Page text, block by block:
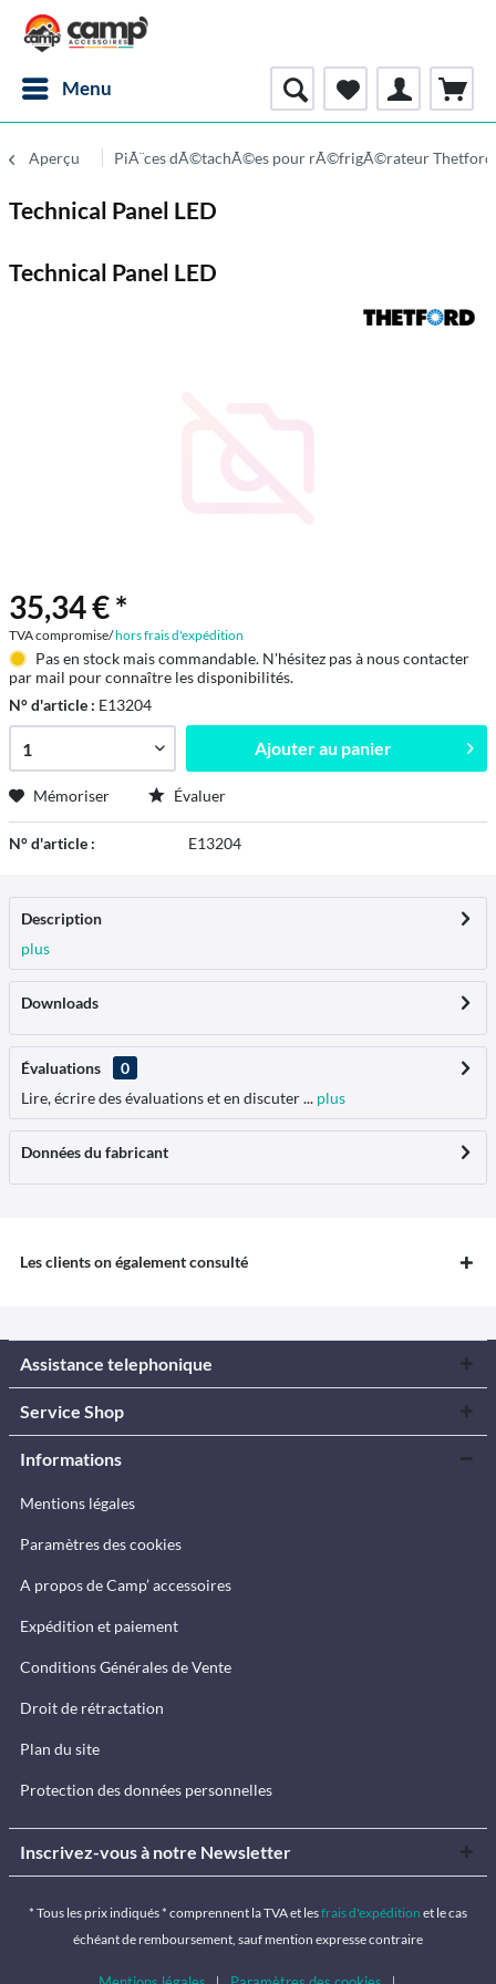
Menu
Aperçu PiÃ¨ces dÃ©tachÃ©es pour rÃ©frigÃ©rateur Thetford
Technical Panel LED
Technical Panel LED
35,34 € *
TVA compromise/hors frais d'expédition
Pas en stock mais commandable. N'hésitez pas à nous contacter
par mail pour connaître les disponibilités.
N° d'article : E13204
Ajouter au panier
Mémoriser Évaluer
N° d'article : E13204
Description
plus
Downloads
Évaluations
0
Lire, écrire des évaluations et en discuter ... plus
Données du fabricant
Les clients on également consulté
Assistance telephonique
Service Shop
Informations
Mentions légales
Paramètres des cookies
A propos de Camp’ accessoires
Expédition et paiement
Conditions Générales de Vente
Droit de rétractation
Plan du site
Protection des données personnelles
Inscrivez-vous à notre Newsletter
* Tous les prix indiqués * comprennent la TVA et lesfrais d'expédition et le cas
échéant de remboursement, sauf mention expresse contraire